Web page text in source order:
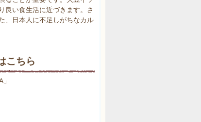
良い食生活に近づきます。さ
、日本人に不足しがちなカル
こちら